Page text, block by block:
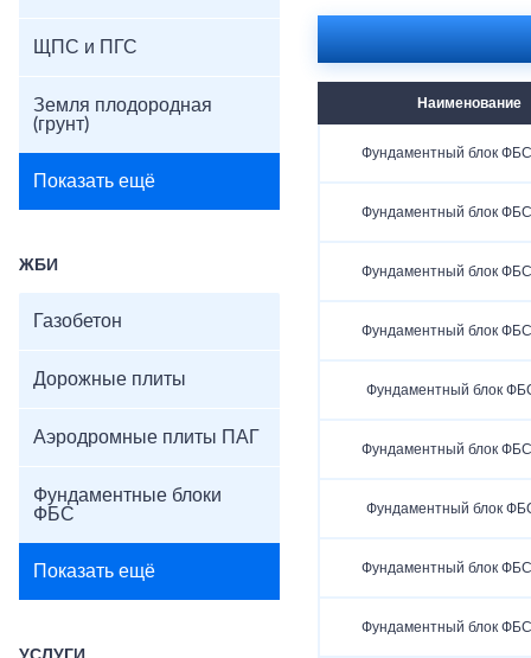
ЩПС и ПГС
Земля плодородная
(грунт)
Показать ещё
ЖБИ
Газобетон
Дорожные плиты
Аэродромные плиты ПАГ
Фундаментные блоки
ФБС
Показать ещё
Наименование
Фундаментный блок
Фундаментный блок
Фундаментный блок
Фундаментный блок
Фундаментный блок
Фундаментный блок
Фундаментный блок
Фундаментный блок
Фундаментный блок